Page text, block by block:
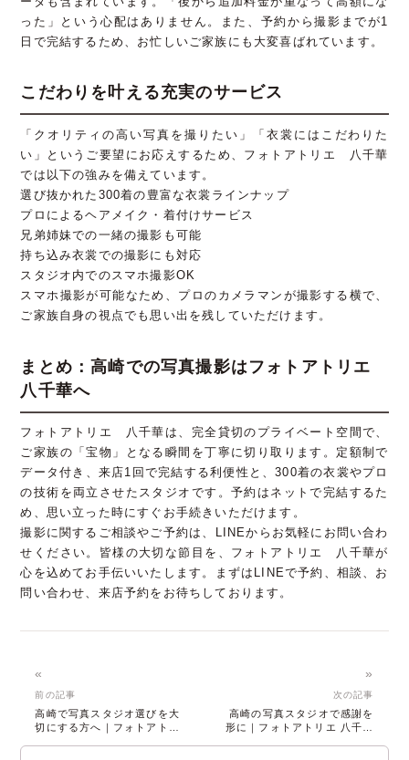
った」という心配はありません。また、予約から撮影までが1
日で完結するため、お忙しいご家族にも大変喜ばれています。
こだわりを叶える充実のサービス
「クオリティの高い写真を撮りたい」「衣裳にはこだわりた
い」というご要望にお応えするため、フォトアトリエ 八千華
では以下の強みを備えています。
選び抜かれた300着の豊富な衣裳ラインナップ
プロによるヘアメイク・着付けサービス
兄弟姉妹での一緒の撮影も可能
持ち込み衣裳での撮影にも対応
スタジオ内でのスマホ撮影OK
スマホ撮影が可能なため、プロのカメラマンが撮影する横で、
ご家族自身の視点でも思い出を残していただけます。
まとめ：高崎での写真撮影はフォトアトリエ
八千華へ
フォトアトリエ 八千華は、完全貸切のプライベート空間で、
ご家族の「宝物」となる瞬間を丁寧に切り取ります。定額制で
データ付き、来店1回で完結する利便性と、300着の衣裳やプロ
の技術を両立させたスタジオです。予約はネットで完結するた
め、思い立った時にすぐお手続きいただけます。
撮影に関するご相談やご予約は、LINEからお気軽にお問い合わ
せください。皆様の大切な節目を、フォトアトリエ 八千華が
心を込めてお手伝いいたします。まずはLINEで予約、相談、お
問い合わせ、来店予約をお待ちしております。
«
前の記事
高崎で写真スタジオ選びを大
切にする方へ｜フォトアトリ
»
次の記事
高崎の写真スタジオで感謝を
形に｜フォトアトリエ 八千華